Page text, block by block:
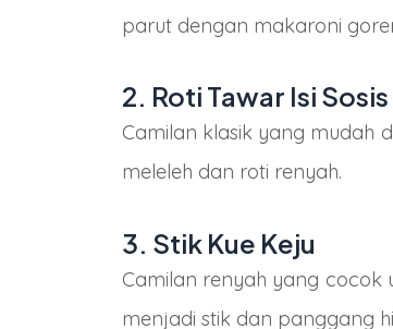
parut dengan makaroni
2. Roti Tawar Isi
Camilan klasik yang mudah
meleleh dan roti renyah.
3. Stik Kue Keju
Camilan renyah yang cocok
menjadi stik dan panggang